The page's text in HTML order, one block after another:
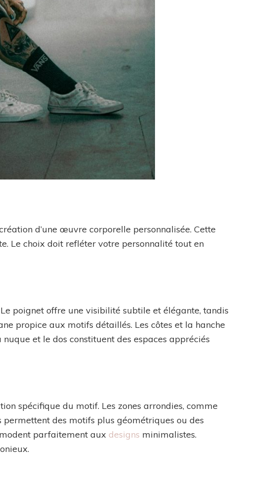
d’une œuvre corporelle personnalisée. Cette
Le choix doit refléter votre personnalité tout en
poignet offre une visibilité subtile et élégante, tandis
propice aux motifs détaillés. Les côtes et la hanche
et le dos constituent des espaces appréciés
spécifique du motif. Les zones arrondies, comme
permettent des motifs plus géométriques ou des
parfaitement aux designs minimalistes.